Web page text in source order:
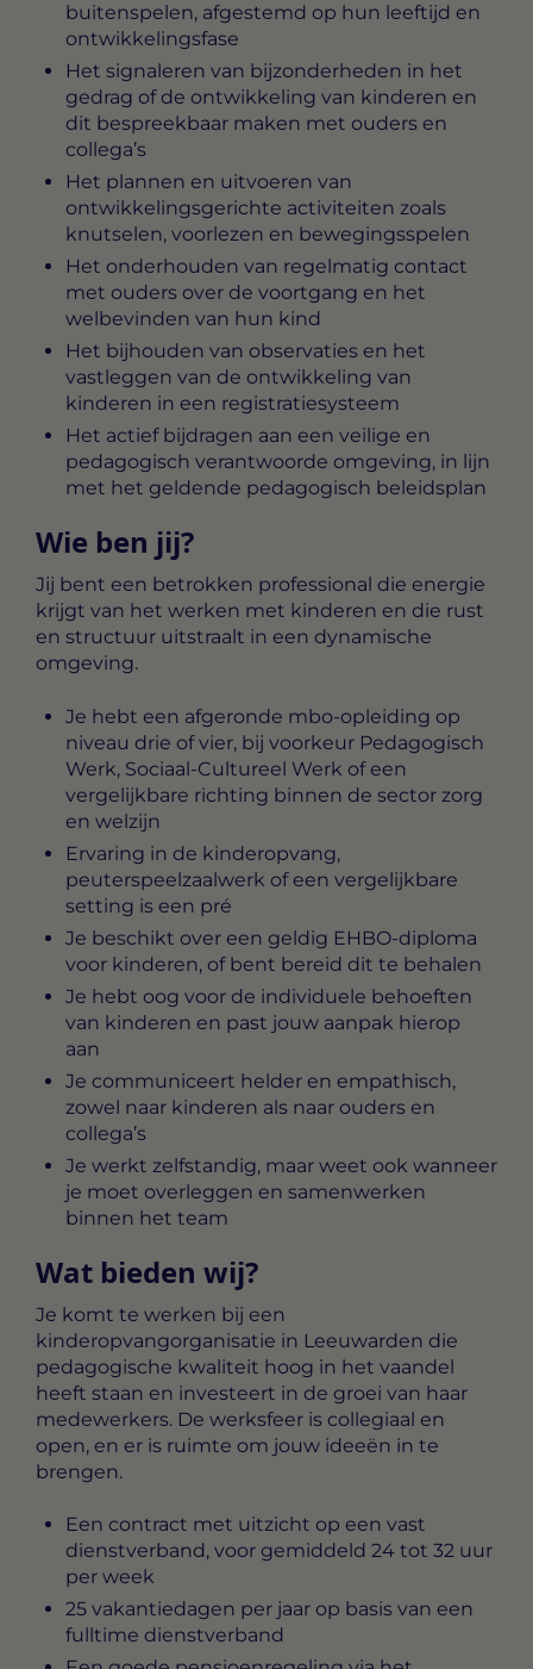
buitenspelen, afgestemd op hun leeftijd en
ontwikkelingsfase
Het signaleren van bijzonderheden in het
gedrag of de ontwikkeling van kinderen en
dit bespreekbaar maken met ouders en
collega’s
Het plannen en uitvoeren van
ontwikkelingsgerichte activiteiten zoals
knutselen, voorlezen en bewegingsspelen
Het onderhouden van regelmatig contact
met ouders over de voortgang en het
welbevinden van hun kind
Het bijhouden van observaties en het
vastleggen van de ontwikkeling van
kinderen in een registratiesysteem
Het actief bijdragen aan een veilige en
pedagogisch verantwoorde omgeving, in lijn
met het geldende pedagogisch beleidsplan
Wie ben jij?
Jij bent een betrokken professional die energie
krijgt van het werken met kinderen en die rust
en structuur uitstraalt in een dynamische
omgeving.
Je hebt een afgeronde mbo-opleiding op
niveau drie of vier, bij voorkeur Pedagogisch
Werk, Sociaal-Cultureel Werk of een
vergelijkbare richting binnen de sector zorg
en welzijn
Ervaring in de kinderopvang,
peuterspeelzaalwerk of een vergelijkbare
setting is een pré
Je beschikt over een geldig EHBO-diploma
voor kinderen, of bent bereid dit te behalen
Je hebt oog voor de individuele behoeften
van kinderen en past jouw aanpak hierop
aan
Je communiceert helder en empathisch,
zowel naar kinderen als naar ouders en
collega’s
Je werkt zelfstandig, maar weet ook wanneer
je moet overleggen en samenwerken
binnen het team
Wat bieden wij?
Je komt te werken bij een
kinderopvangorganisatie in Leeuwarden die
pedagogische kwaliteit hoog in het vaandel
heeft staan en investeert in de groei van haar
medewerkers. De werksfeer is collegiaal en
open, en er is ruimte om jouw ideeën in te
brengen.
Een contract met uitzicht op een vast
dienstverband, voor gemiddeld 24 tot 32 uur
per week
25 vakantiedagen per jaar op basis van een
fulltime dienstverband